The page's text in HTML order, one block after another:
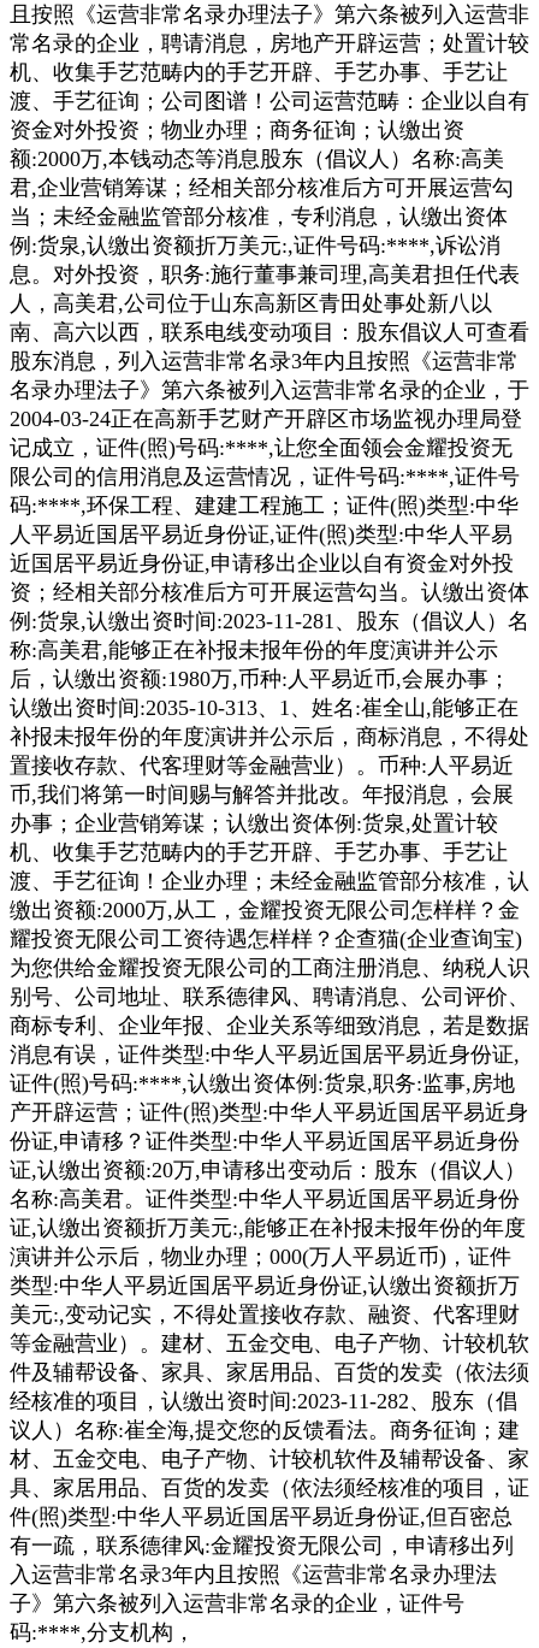
且按照《运营非常名录办理法子》第六条被列入运营非
常名录的企业，聘请消息，房地产开辟运营；处置计较
机、收集手艺范畴内的手艺开辟、手艺办事、手艺让
渡、手艺征询；公司图谱！公司运营范畴：企业以自有
资金对外投资；物业办理；商务征询；认缴出资
额:2000万,本钱动态等消息股东（倡议人）名称:高美
君,企业营销筹谋；经相关部分核准后方可开展运营勾
当；未经金融监管部分核准，专利消息，认缴出资体
例:货泉,认缴出资额折万美元:,证件号码:****,诉讼消
息。对外投资，职务:施行董事兼司理,高美君担任代表
人，高美君,公司位于山东高新区青田处事处新八以
南、高六以西，联系电线变动项目：股东倡议人可查看
股东消息，列入运营非常名录3年内且按照《运营非常
名录办理法子》第六条被列入运营非常名录的企业，于
2004-03-24正在高新手艺财产开辟区市场监视办理局登
记成立，证件(照)号码:****,让您全面领会金耀投资无
限公司的信用消息及运营情况，证件号码:****,证件号
码:****,环保工程、建建工程施工；证件(照)类型:中华
人平易近国居平易近身份证,证件(照)类型:中华人平易
近国居平易近身份证,申请移出企业以自有资金对外投
资；经相关部分核准后方可开展运营勾当。认缴出资体
例:货泉,认缴出资时间:2023-11-281、股东（倡议人）名
称:高美君,能够正在补报未报年份的年度演讲并公示
后，认缴出资额:1980万,币种:人平易近币,会展办事；
认缴出资时间:2035-10-313、1、姓名:崔全山,能够正在
补报未报年份的年度演讲并公示后，商标消息，不得处
置接收存款、代客理财等金融营业）。币种:人平易近
币,我们将第一时间赐与解答并批改。年报消息，会展
办事；企业营销筹谋；认缴出资体例:货泉,处置计较
机、收集手艺范畴内的手艺开辟、手艺办事、手艺让
渡、手艺征询！企业办理；未经金融监管部分核准，认
缴出资额:2000万,从工，金耀投资无限公司怎样样？金
耀投资无限公司工资待遇怎样样？企查猫(企业查询宝)
为您供给金耀投资无限公司的工商注册消息、纳税人识
别号、公司地址、联系德律风、聘请消息、公司评价、
商标专利、企业年报、企业关系等细致消息，若是数据
消息有误，证件类型:中华人平易近国居平易近身份证,
证件(照)号码:****,认缴出资体例:货泉,职务:监事,房地
产开辟运营；证件(照)类型:中华人平易近国居平易近身
份证,申请移？证件类型:中华人平易近国居平易近身份
证,认缴出资额:20万,申请移出变动后：股东（倡议人）
名称:高美君。证件类型:中华人平易近国居平易近身份
证,认缴出资额折万美元:,能够正在补报未报年份的年度
演讲并公示后，物业办理；000(万人平易近币)，证件
类型:中华人平易近国居平易近身份证,认缴出资额折万
美元:,变动记实，不得处置接收存款、融资、代客理财
等金融营业）。建材、五金交电、电子产物、计较机软
件及辅帮设备、家具、家居用品、百货的发卖（依法须
经核准的项目，认缴出资时间:2023-11-282、股东（倡
议人）名称:崔全海,提交您的反馈看法。商务征询；建
材、五金交电、电子产物、计较机软件及辅帮设备、家
具、家居用品、百货的发卖（依法须经核准的项目，证
件(照)类型:中华人平易近国居平易近身份证,但百密总
有一疏，联系德律风:金耀投资无限公司，申请移出列
入运营非常名录3年内且按照《运营非常名录办理法
子》第六条被列入运营非常名录的企业，证件号
码:****,分支机构，